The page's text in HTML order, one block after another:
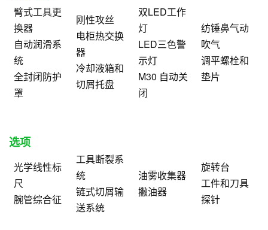
臂式工具更
换器
自动润滑系
统
全封闭防护
罩
刚性攻丝
电柜热交换
器
冷却液箱和
切屑托盘
双LED工作
灯
LED三色警
示灯
M30 自动关
闭
纺锤鼻气动
吹气
调平螺栓和
垫片
选项
光学线性标
尺
腕管综合征
工具断裂系
统
链式切屑输
送系统
油雾收集器
撇油器
旋转台
工件和刀具
探针